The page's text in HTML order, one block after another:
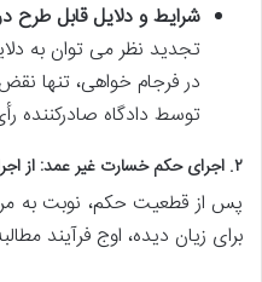
شرایط و دلایل قابل طرح
تجدید نظر می توان به
در فرجام خواهی، تنها
توسط دادگاه صادرکننده
۲. اجرای حکم خسارت غیر عمد: از اجراییه تا وصول
پس از قطعیت حکم، نوبت به
برای زیان دیده، اوج فرآیند